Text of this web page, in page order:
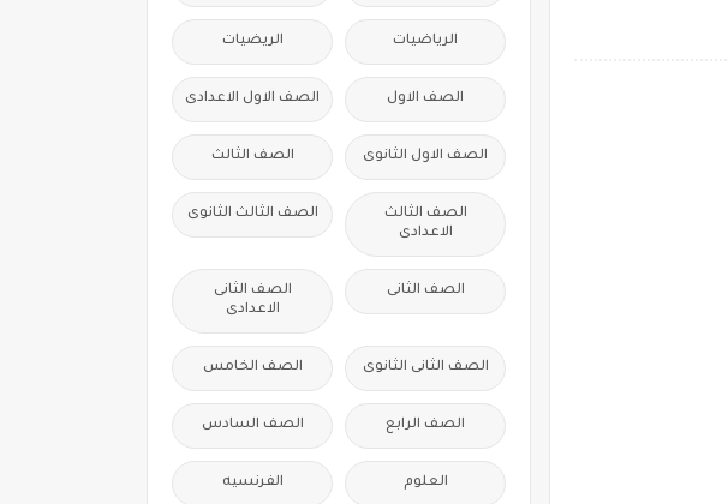
الرياضيات الريضيات
الصف الاول الصف الاول الاعدادى
الصف الاول الثانوى الصف الثالث
الصف الثالث
الاعدادى
الصف الثالث الثانوى
الصف الثانى
الصف الثانى
الاعدادى
الصف الثانى الثانوى الصف الخامس
الصف الرابع الصف السادس
العلوم الفرنسيه